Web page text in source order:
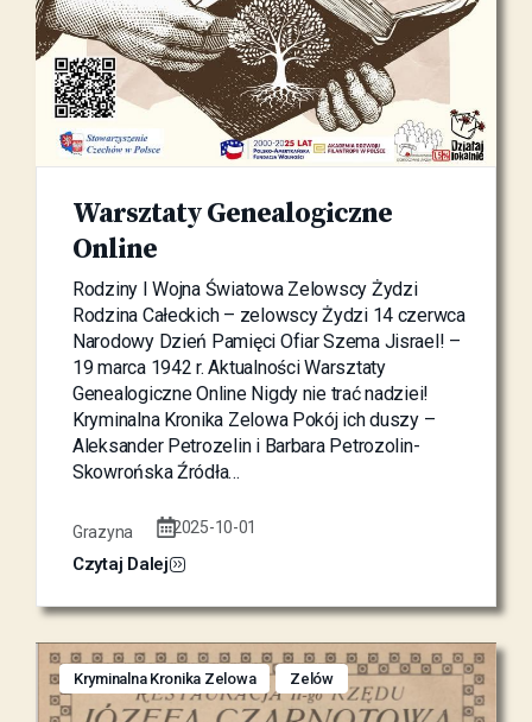
Warsztaty Genealogiczne
Online
Rodziny I Wojna Światowa Zelowscy Żydzi
Rodzina Całeckich – zelowscy Żydzi 14 czerwca
Narodowy Dzień Pamięci Ofiar Szema Jisrael! –
19 marca 1942 r. Aktualności Warsztaty
Genealogiczne Online Nigdy nie trać nadziei!
Kryminalna Kronika Zelowa Pokój ich duszy –
Aleksander Petrozelin i Barbara Petrozolin-
Skowrońska Źródła…
Grazyna 2025-10-01
Czytaj Dalej
Kryminalna Kronika Zelowa Zelów